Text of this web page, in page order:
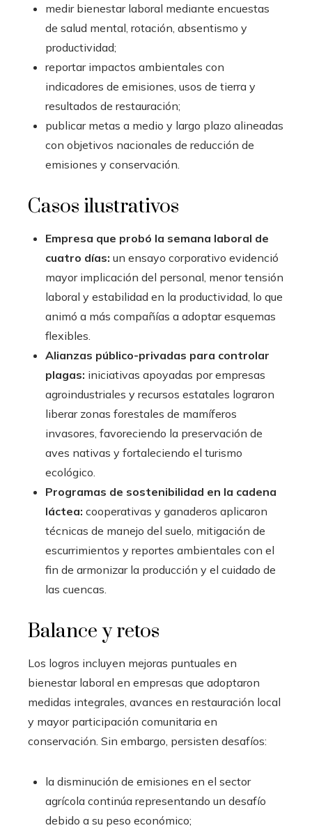
medir bienestar laboral mediante encuestas
de salud mental, rotación, absentismo y
productividad;
reportar impactos ambientales con
indicadores de emisiones, usos de tierra y
resultados de restauración;
publicar metas a medio y largo plazo alineadas
con objetivos nacionales de reducción de
emisiones y conservación.
Casos ilustrativos
Empresa que probó la semana laboral de
cuatro días: un ensayo corporativo evidenció
mayor implicación del personal, menor tensión
laboral y estabilidad en la productividad, lo que
animó a más compañías a adoptar esquemas
flexibles.
Alianzas público-privadas para controlar
plagas: iniciativas apoyadas por empresas
agroindustriales y recursos estatales lograron
liberar zonas forestales de mamíferos
invasores, favoreciendo la preservación de
aves nativas y fortaleciendo el turismo
ecológico.
Programas de sostenibilidad en la cadena
láctea: cooperativas y ganaderos aplicaron
técnicas de manejo del suelo, mitigación de
escurrimientos y reportes ambientales con el
fin de armonizar la producción y el cuidado de
las cuencas.
Balance y retos
Los logros incluyen mejoras puntuales en
bienestar laboral en empresas que adoptaron
medidas integrales, avances en restauración local
y mayor participación comunitaria en
conservación. Sin embargo, persisten desafíos:
la disminución de emisiones en el sector
agrícola continúa representando un desafío
debido a su peso económico;